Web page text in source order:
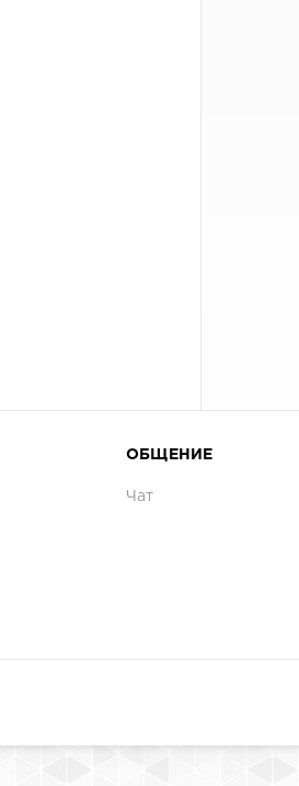
ОБЩЕНИЕ
Чат